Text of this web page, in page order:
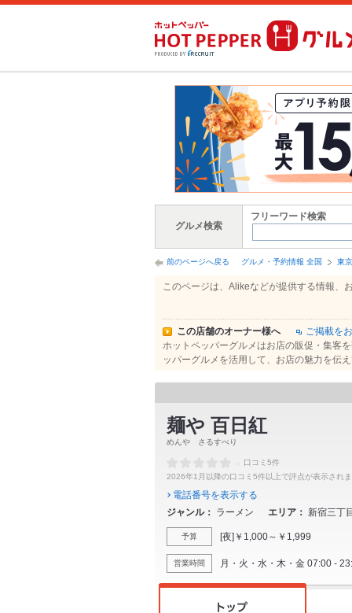
グルメ検索
フリーワード検索
前のページへ戻る グルメ・予約情報 全国 東京
このページは、Alikeなどが提供する情報、
この店舗のオーナー様へ
ご掲載を
ホットペッパーグルメはお店の販促・集客
ッパーグルメを活用して、お店の魅力を伝
麺や 百日紅
めんや さるすべり
口コミ5件
2026年1月以降の口コミ5件以上で評点が表示され
電話番号を表示する
ジャンル
ラーメン エリア 新宿三丁
予算 [夜]￥1,000～￥1,999
営業時間 月・火・水・木・金 07:00 -